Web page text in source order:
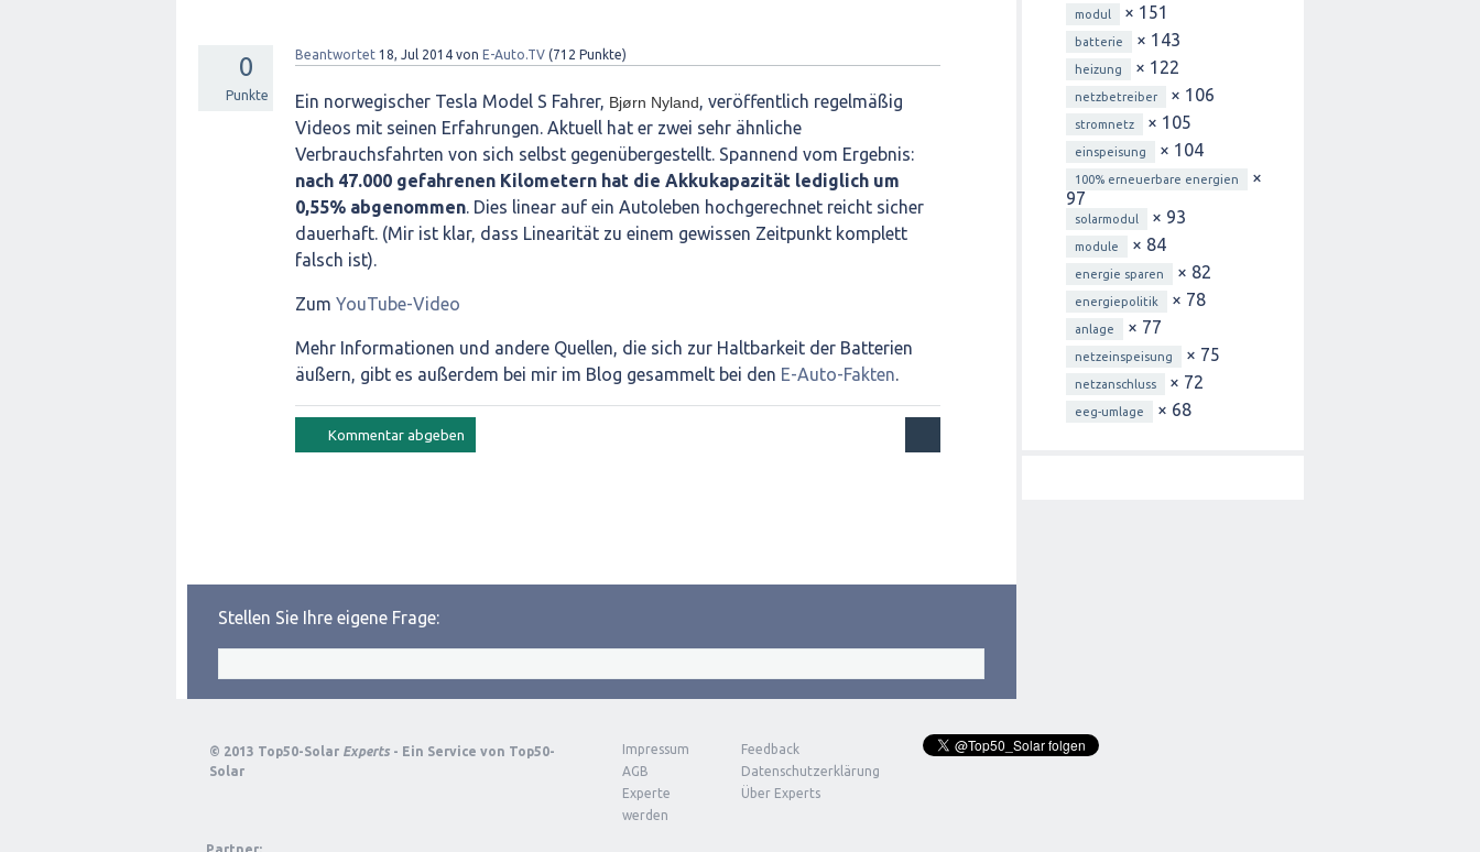
0
Punkte
Beantwortet 18, Jul 2014 von E-Auto.TV (712 Punkte)
Ein norwegischer Tesla Model S Fahrer, Bjørn Nyland, veröffentlich regelmäßig
Videos mit seinen Erfahrungen. Aktuell hat er zwei sehr ähnliche
Verbrauchsfahrten von sich selbst gegenübergestellt. Spannend vom Ergebnis:
nach 47.000 gefahrenen Kilometern hat die Akkukapazität lediglich um
0,55% abgenommen. Dies linear auf ein Autoleben hochgerechnet reicht sicher
dauerhaft. (Mir ist klar, dass Linearität zu einem gewissen Zeitpunkt komplett
falsch ist).
Zum YouTube-Video
Mehr Informationen und andere Quellen, die sich zur Haltbarkeit der Batterien
äußern, gibt es außerdem bei mir im Blog gesammelt bei den E-Auto-Fakten.
Stellen Sie Ihre eigene Frage:
modul × 151
batterie × 143
heizung × 122
netzbetreiber × 106
stromnetz × 105
einspeisung × 104
100% erneuerbare energien
×
97
solarmodul × 93
module × 84
energie sparen × 82
energiepolitik × 78
anlage × 77
netzeinspeisung × 75
netzanschluss × 72
eeg-umlage × 68
© 2013 Top50-Solar Experts - Ein Service von Top50-
Solar
Impressum
Feedback
AGB
Datenschutzerklärung
Experte
werden
Über Experts